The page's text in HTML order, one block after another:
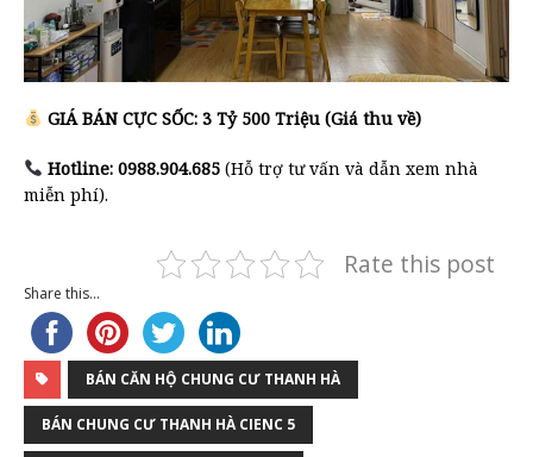
GIÁ BÁN CỰC SỐC: 3 Tỷ 500 Triệu (Giá thu về)
Hotline: 0988.904.685(Hỗ trợ tư vấn và dẫn xem nhà
miễn phí).
Rate this post
Share this...
BÁN CĂN HỘ CHUNG CƯ THANH HÀ
BÁN CHUNG CƯ THANH HÀ CIENC 5